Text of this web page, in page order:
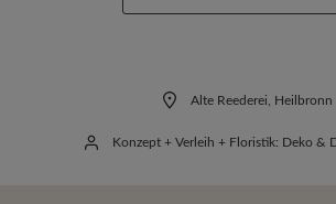
Alte Reederei, Heilbronn
Konzept + Verleih + Floristik: Deko &